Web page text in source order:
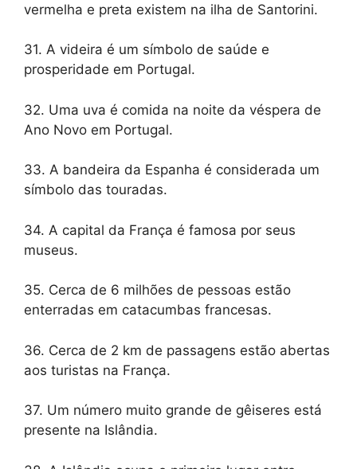
vermelha e preta existem na ilha de Santorini.
31. A videira é um símbolo de saúde e
prosperidade em Portugal.
32. Uma uva é comida na noite da véspera de
Ano Novo em Portugal.
33. A bandeira da Espanha é considerada um
símbolo das touradas.
34. A capital da França é famosa por seus
museus.
35. Cerca de 6 milhões de pessoas estão
enterradas em catacumbas francesas.
36. Cerca de 2 km de passagens estão abertas
aos turistas na França.
37. Um número muito grande de gêiseres está
presente na Islândia.